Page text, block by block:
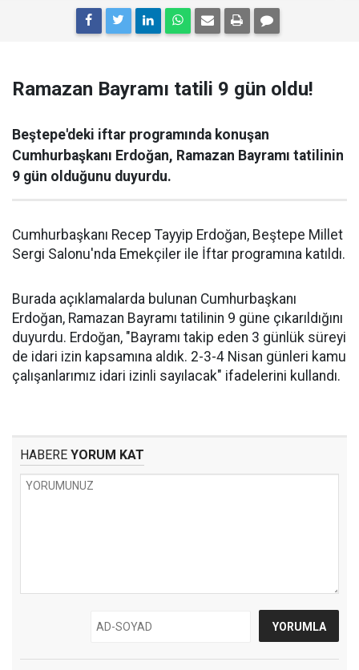
Ramazan Bayramı tatili 9 gün oldu!
Beştepe'deki iftar programında konuşan
Cumhurbaşkanı Erdoğan, Ramazan Bayramı tatilinin
9 gün olduğunu duyurdu.
Cumhurbaşkanı Recep Tayyip Erdoğan, Beştepe Millet
Sergi Salonu'nda Emekçiler ile İftar programına katıldı.
Burada açıklamalarda bulunan Cumhurbaşkanı
Erdoğan, Ramazan Bayramı tatilinin 9 güne çıkarıldığını
duyurdu. Erdoğan, "Bayramı takip eden 3 günlük süreyi
de idari izin kapsamına aldık. 2-3-4 Nisan günleri kamu
çalışanlarımız idari izinli sayılacak" ifadelerini kullandı.
HABERE YORUM KAT